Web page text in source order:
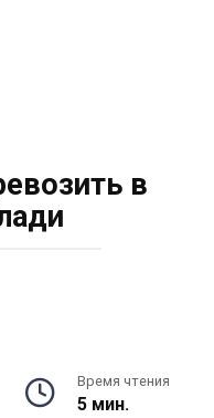
в
Время чтения
5 мин.